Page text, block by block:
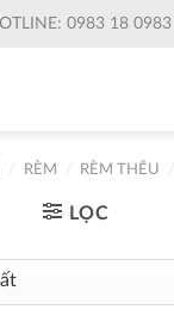
0983 18 0983
RÈM RÈM THÊU
LỌC